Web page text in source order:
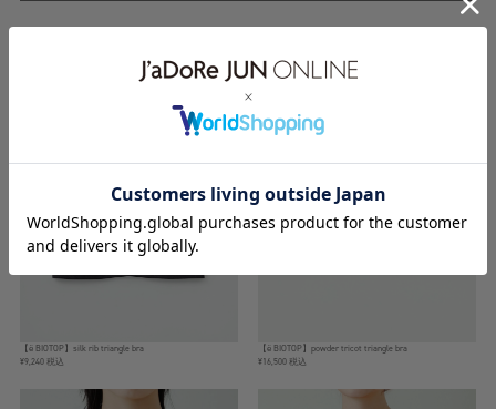
【ё BIOTOP】silk rib triangle bra
¥9,240 税込
【ё BIOTOP】powder tricot triangle bra
¥16,500 税込